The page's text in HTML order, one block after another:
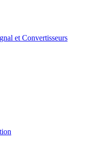
et Convertisseurs